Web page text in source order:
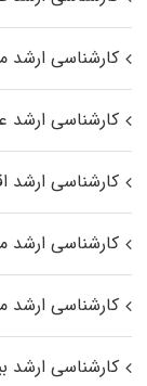
کارشناسی ارشد
کارشناسی ارشد
کارشناسی ارشد
کارشناسی ارشد
کارشناسی ارشد
کارشناسی ارشد